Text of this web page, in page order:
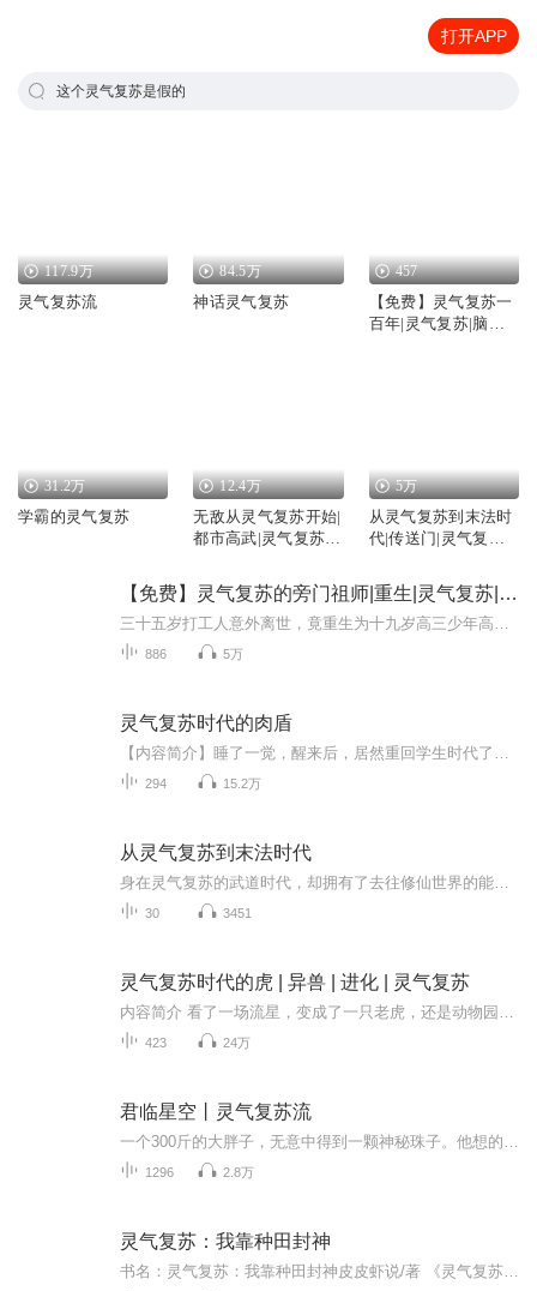
打开APP
这个灵气复苏是假的
117.9万
灵气复苏流
84.5万
神话灵气复苏
457
【免费】灵气复苏一
百年|灵气复苏|脑洞|
31.2万
学霸的灵气复苏
12.4万
无敌从灵气复苏开始|
都市高武|灵气复苏|
5万
从灵气复苏到末法时
代|传送门|灵气复苏|
【免费】灵气复苏的旁门祖师|重生|灵气复苏|金手指
886 5万
灵气复苏时代的肉盾
294 15.2万
从灵气复苏到末法时代
30 3451
灵气复苏时代的虎 | 异兽 | 进化 | 灵气复苏
423 24万
君临星空丨灵气复苏流
1296 2.8万
灵气复苏：我靠种田封神